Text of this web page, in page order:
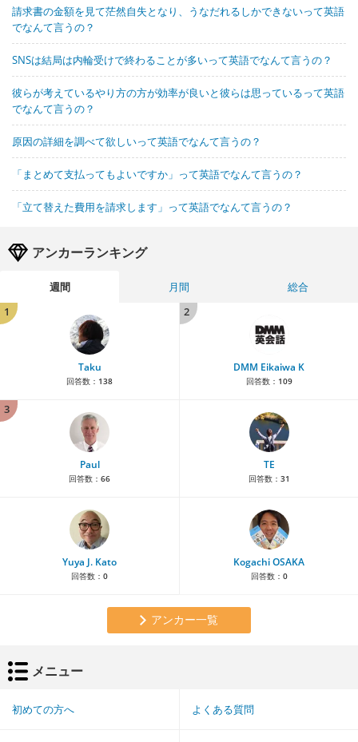
請求書の金額を見て茫然自失となり、うなだれるしかできないって英語
でなんて言うの？
SNSは結局は内輪受けで終わることが多いって英語でなんて言うの？
彼らが考えているやり方の方が効率が良いと彼らは思っているって英語
でなんて言うの？
原因の詳細を調べて欲しいって英語でなんて言うの？
「まとめて支払ってもよいですか」って英語でなんて言うの？
「立て替えた費用を請求します」って英語でなんて言うの？
アンカーランキング
週間 月間
総合
1
Taku
回答数： 138
2
DMM Eikaiwa K
回答数： 109
3
Paul
回答数： 66
TE
回答数： 31
Yuya J. Kato
回答数： 0
Kogachi OSAKA
回答数： 0
アンカー一覧
メニュー
初めての方へ よくある質問